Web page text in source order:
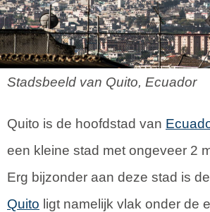
Stadsbeeld van Quito, Ecuador
Quito is de hoofdstad van
een kleine stad met ongeveer 2
Erg bijzonder aan deze stad is
Quito ligt namelijk vlak onder de